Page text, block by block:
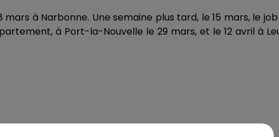
mars à Narbonne. Une semaine plus tard, le 15 mars, le job
à Port-la-Nouvelle le 29 mars, et le 12 avril à